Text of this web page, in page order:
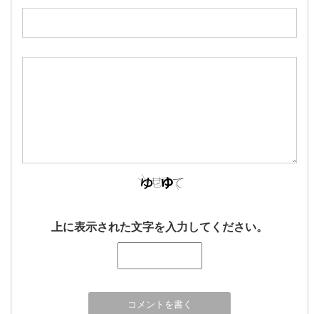
上に表示された文字を入力してください。